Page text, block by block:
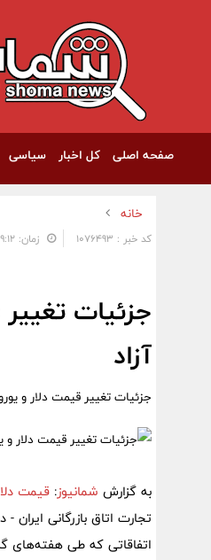
صفحه اصلی کل اخبار سیاسی
خانه
کد خبر : 1076493 زمان: ۰۸:۴۹:۱۲ - تاریخ: ۱۴۰۲/۱۲/۰۷
جزئیات
آزاد
جزئیات تغییر قیمت دلار و
به گزارش شمانیوز: قیمت
تجارت اتاق بازرگانی ایران
اتفاقاتی که طی هفته‌های